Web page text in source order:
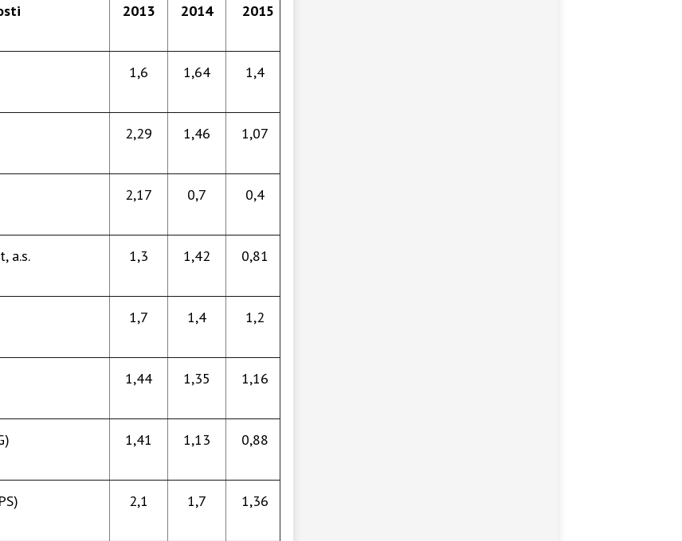
2013 2014 2015
1,6 1,64 1,4
2,29 1,46 1,07
2,17 0,7 0,4
a.s. 1,3 1,42 0,81
1,7 1,4 1,2
1,44 1,35 1,16
1,41 1,13 0,88
2,1 1,7 1,36